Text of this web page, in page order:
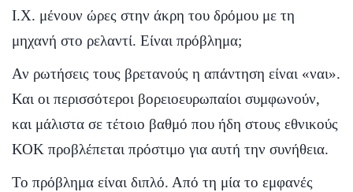
Ι.Χ. μένουν ώρες στην άκρη του δρόμου με τη
μηχανή στο ρελαντί. Είναι πρόβλημα;
Αν ρωτήσεις τους βρετανούς η απάντηση είναι «ναι».
Και οι περισσότεροι βορειοευρωπαίοι συμφωνούν,
και μάλιστα σε τέτοιο βαθμό που ήδη στους εθνικούς
ΚΟΚ προβλέπεται πρόστιμο για αυτή την συνήθεια.
Το πρόβλημα είναι διπλό. Από τη μία το εμφανές